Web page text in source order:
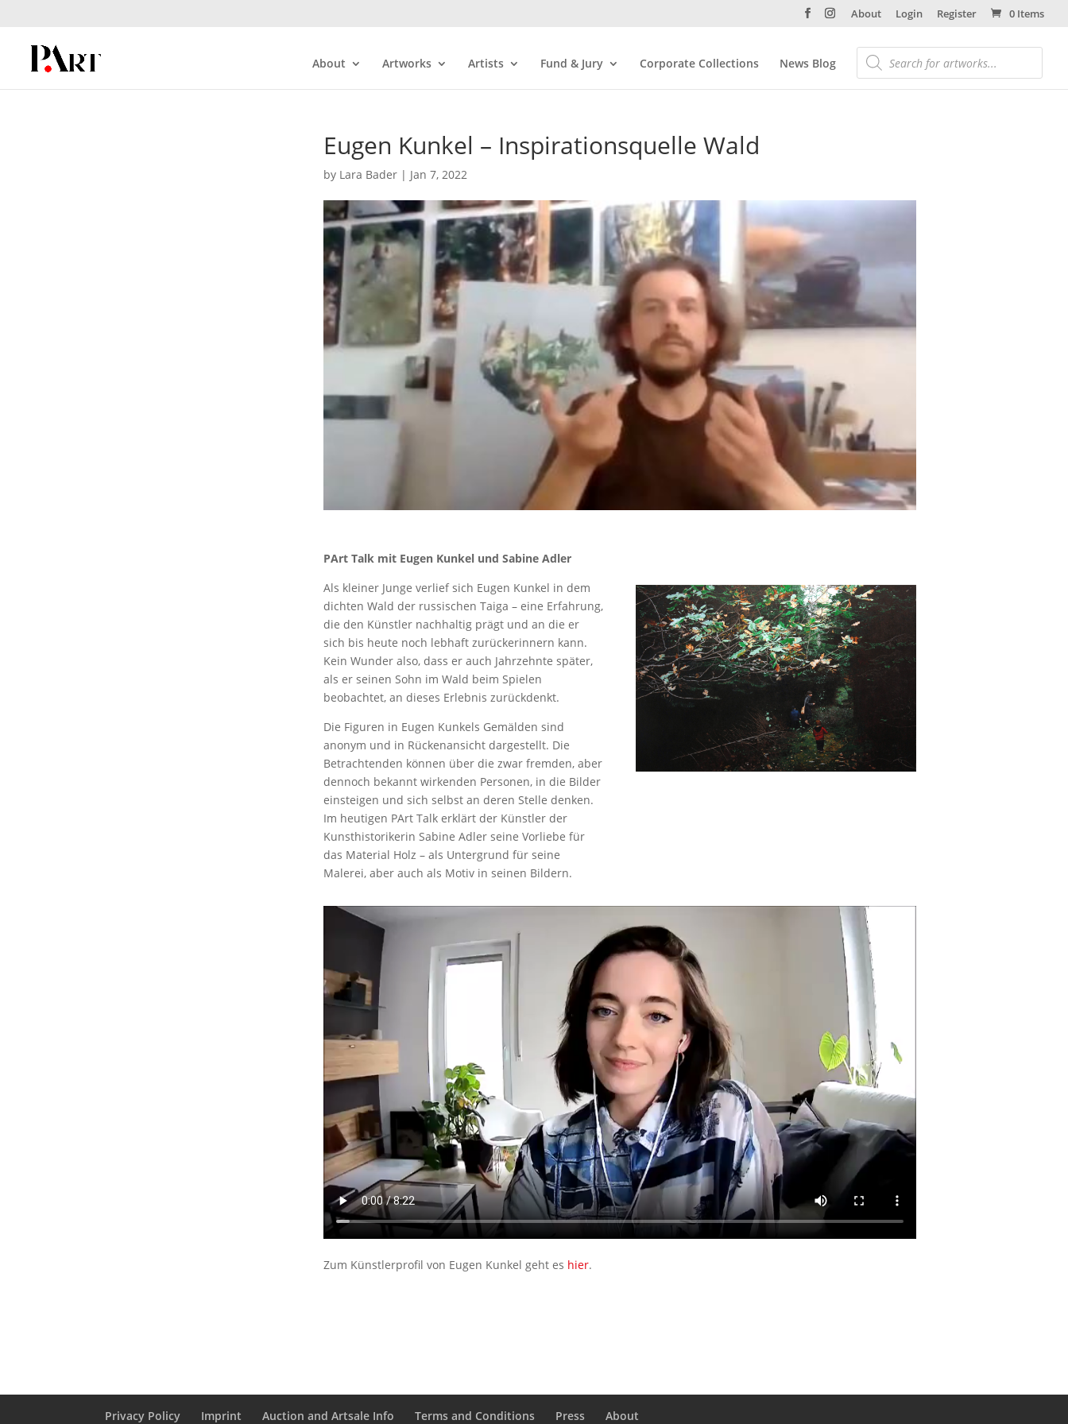
About Login Register 0 Items
About Artworks Artists Fund & Jury Corporate Collections News Blog
Eugen Kunkel – Inspirationsquelle Wald
by Lara Bader | Jan 7, 2022
PArt Talk mit Eugen Kunkel und Sabine Adler
Als kleiner Junge verlief sich Eugen Kunkel in dem
dichten Wald der russischen Taiga – eine Erfahrung,
die den Künstler nachhaltig prägt und an die er
sich bis heute noch lebhaft zurückerinnern kann.
Kein Wunder also, dass er auch Jahrzehnte später,
als er seinen Sohn im Wald beim Spielen
beobachtet, an dieses Erlebnis zurückdenkt.
Die Figuren in Eugen Kunkels Gemälden sind
anonym und in Rückenansicht dargestellt. Die
Betrachtenden können über die zwar fremden, aber
dennoch bekannt wirkenden Personen, in die Bilder
einsteigen und sich selbst an deren Stelle denken.
Im heutigen PArt Talk erklärt der Künstler der
Kunsthistorikerin Sabine Adler seine Vorliebe für
das Material Holz – als Untergrund für seine
Malerei, aber auch als Motiv in seinen Bildern.
Zum Künstlerprofil von Eugen Kunkel geht es hier.
Privacy Policy Imprint Auction and Artsale Info Terms and Conditions Press About